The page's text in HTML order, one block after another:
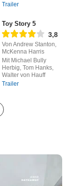
Trailer
Toy Story 5
3,8
Von Andrew Stanton,
McKenna Harris
Mit Michael Bully
Herbig, Tom Hanks,
Walter von Hauff
Trailer